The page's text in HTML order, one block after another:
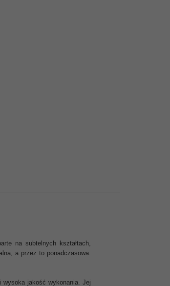
na subtelnych kształtach,
a przez to ponadczasowa.
jakość wykonania. Jej